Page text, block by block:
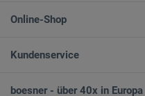
Online-Shop
Kundenservice
boesner - über 40x in Europa